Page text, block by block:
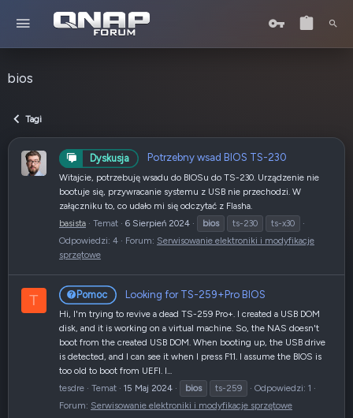
bios
Tagi
Dyskusja Potrzebny wsad BIOS TS-230
Witajcie, potrzebuję wsadu do BIOSu do TS-230. Urządzenie nie
bootuje się, przywracanie systemu z USB nie przechodzi. W
załączniku to, co udało mi się odczytać z Flasha.
basista
Temat 6 Sierpień 2024 bios ts-230
ts-x30
Odpowiedzi: 4
Forum: Serwisowanie elektroniki i modyfikacje
sprzętowe
T Pomoc Looking for TS-259+Pro BIOS
Hi, I'm trying to revive a dead TS-259 Pro+. I created a USB DOM
disk, and it is working on a virtual machine. So, the NAS doesn't
boot from the created USB DOM. When booting up, the USB drive
is detected, and I can see it when I press F11. I assume the BIOS is
too old to boot from UEFI. I...
tesdre
Temat 15 Maj 2024 bios ts-259
Odpowiedzi: 1
Forum: Serwisowanie elektroniki i modyfikacje sprzętowe